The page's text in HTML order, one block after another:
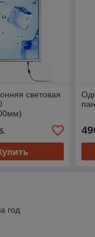
световая
год